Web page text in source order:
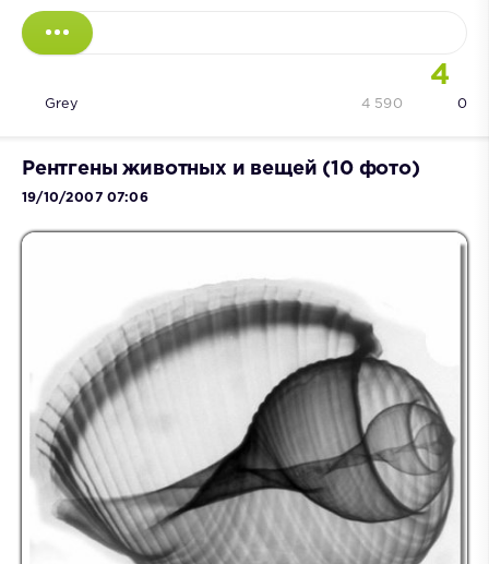
4
Grey 0
4 590
Рентгены животных и вещей (10 фото)
19/10/2007 07:06